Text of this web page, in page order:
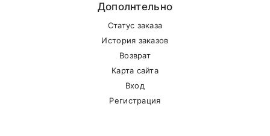
В другие города Беларуси
Дополнтельно
Статус заказа
История заказов
Возврат
Карта сайта
Вход
Регистрация